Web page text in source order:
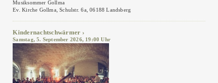
Musiksommer Gollma
Ev. Kirche Gollma, Schulstr. 6a, 06188 Landsberg
Kindernachtschwärmer
Samstag, 5. September 2026, 19:00 Uhr